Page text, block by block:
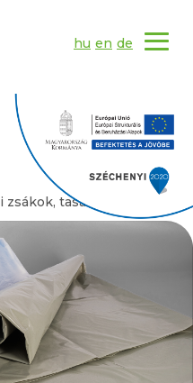
hu en de
zsákok, tasakok